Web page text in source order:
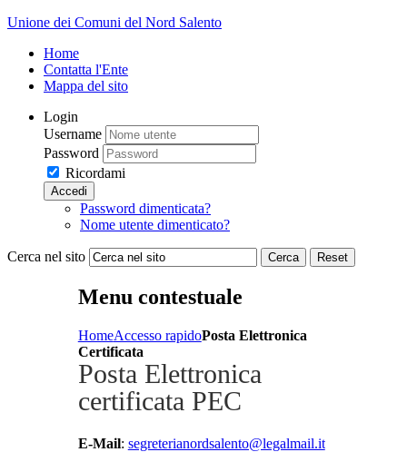
Unione dei Comuni del Nord Salento
Home
Contatta l'Ente
Mappa del sito
Login
Username
Password
Ricordami
Accedi
Password dimenticata?
Nome utente dimenticato?
Cerca nel sito Cerca Reset
Menu contestuale
HomeAccesso rapidoPosta Elettronica
Certificata
Posta Elettronica
certificata PEC
E-Mail: segreterianordsalento@legalmail.it